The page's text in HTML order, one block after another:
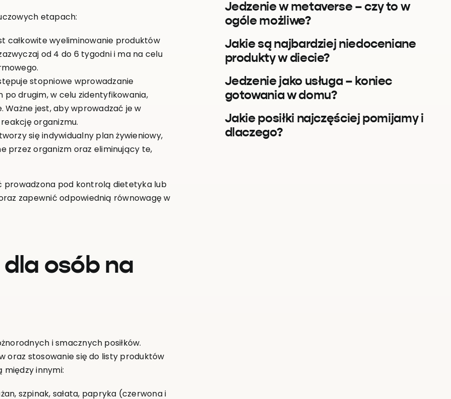
etapach:
całkowite wyeliminowanie produktów
od 4 do 6 tygodni i ma na celu
stopniowe wprowadzanie
drugim, w celu zidentyfikowania,
jest, aby wprowadzać je w
organizmu.
się indywidualny plan żywieniowy,
przez organizm oraz eliminujący te,
prowadzona pod kontrolą dietetyka lub
zapewnić odpowiednią równowagę w
osób na
i smacznych posiłków.
oraz stosowanie się do listy produktów
innymi:
szpinak, sałata, papryka (czerwona i
Jedzenie w metaverse – czy to w
ogóle możliwe?
Jakie są najbardziej niedoceniane
produkty w diecie?
Jedzenie jako usługa – koniec
gotowania w domu?
Jakie posiłki najczęściej pomijamy i
dlaczego?